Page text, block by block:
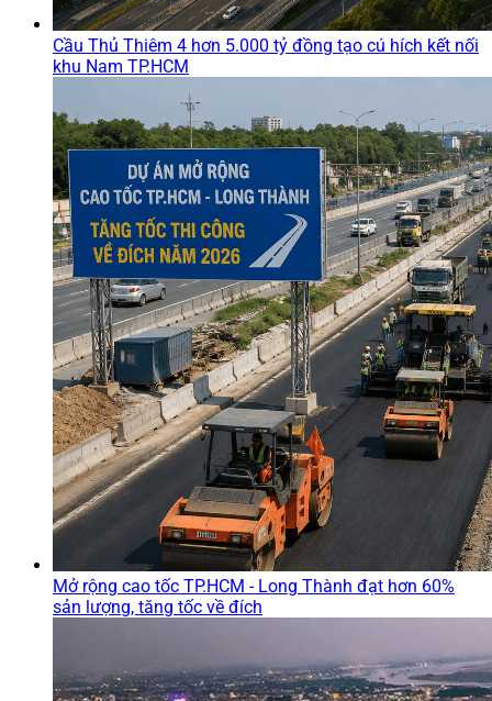
Cầu Thủ Thiêm 4 hơn 5.000 tỷ đồng tạo cú hích kết nối
khu Nam TP.HCM
Mở rộng cao tốc TP.HCM - Long Thành đạt hơn 60%
sản lượng, tăng tốc về đích